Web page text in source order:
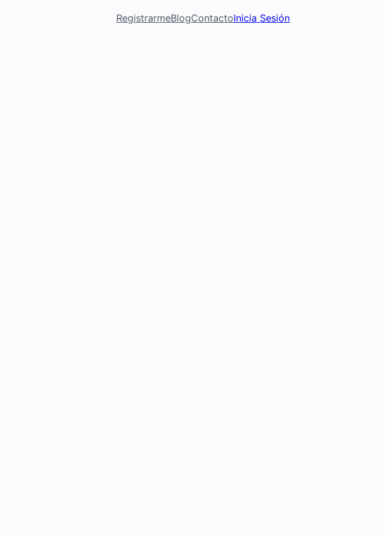
RegistrarmeBlogContactoInicia Sesión